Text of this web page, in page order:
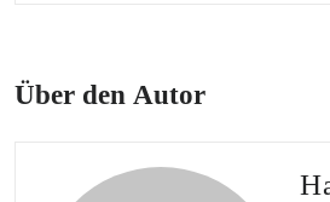
Über den Autor